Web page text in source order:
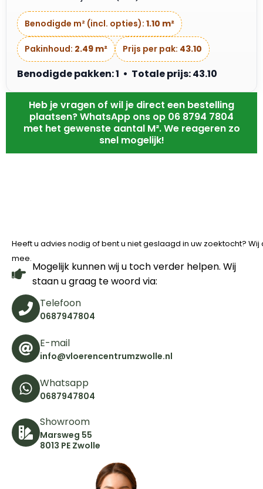
Benodigde m² (incl. opties): 1.10 m²
Pakinhoud: 2.49 m² Prijs per pak: 43.10
Benodigde pakken: 1 • Totale prijs: 43.10
Heb je vragen of wil je direct een bestelling
plaatsen? WhatsApp ons op 06 8794 7804
met het gewenste aantal M². We reageren zo
snel mogelijk!
Heeft u advies nodig of bent u niet geslaagd in uw zoektocht?
mee.
Mogelijk kunnen wij u toch verder helpen. Wij
staan u graag te woord via:
Telefoon
0687947804
E-mail
info@vloerencentrumzwolle.nl
Whatsapp
0687947804
Showroom
Marsweg 55
8013 PE Zwolle